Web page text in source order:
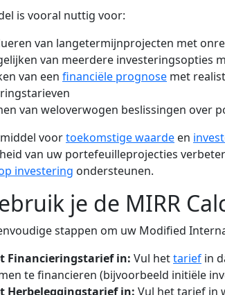
is vooral nuttig voor:
van langetermijnprojecten met
van meerdere investeringsopties
van een financiële prognose met
van weloverwogen beslissingen over
voortoekomstige waarde en
van uw portefeuilleprojecties
investering ondersteunen.
je de MIRR
stappen om uw Modified
Financieringstarief in: Vul hettarief in
te financieren (bijvoorbeeld initiële
Herbeleggingstarief in: Vul het tarief in